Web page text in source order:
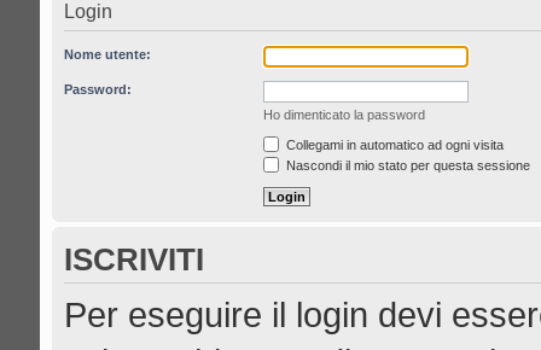
Login
Nome utente:
Password:
Ho dimenticato la password
Collegami in automatico ad ogni visita
Nascondi il mio stato per questa sessione
ISCRIVITI
Per eseguire il login devi